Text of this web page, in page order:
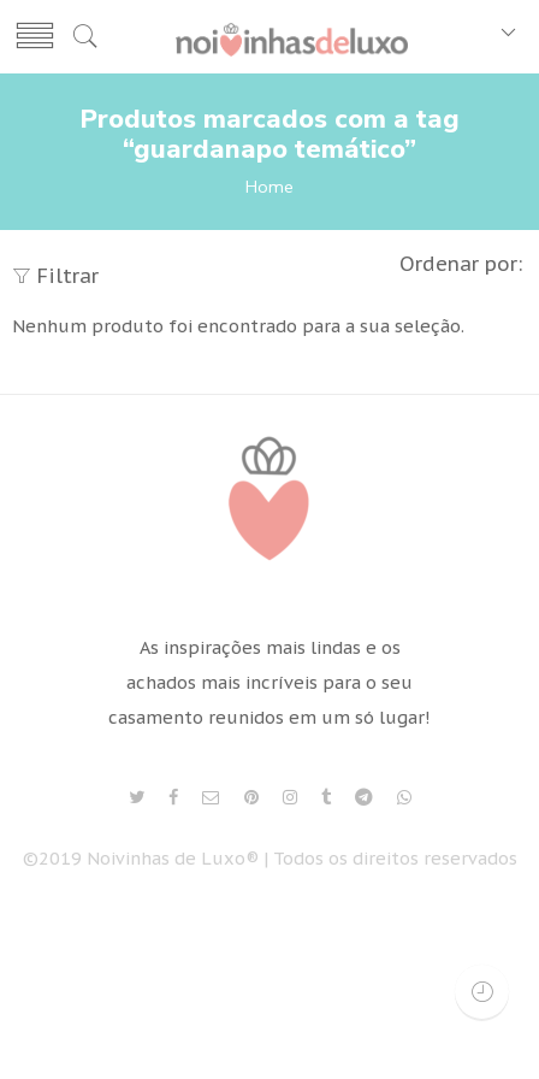
Produtos marcados com a tag
“guardanapo temático”
Home
Filtrar Ordenar por:
Nenhum produto foi encontrado para a sua seleção.
As inspirações mais lindas e os
achados mais incríveis para o seu
casamento reunidos em um só lugar!
©2019 Noivinhas de Luxo® | Todos os direitos reservados